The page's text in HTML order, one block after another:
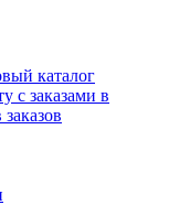
каталог
с заказами в